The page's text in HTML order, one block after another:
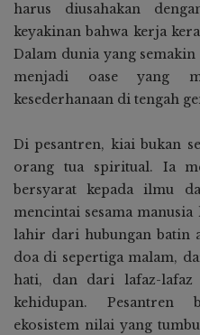
harus diusahakan
keyakinan bahwa kerja
Dalam dunia yang
menjadi oase yang
kesederhanaan di tengah
Di pesantren, kiai bukan
orang tua spiritual. Ia
bersyarat kepada ilmu
mencintai sesama
lahir dari hubungan batin
doa di sepertiga malam,
hati, dan dari lafaz-
kehidupan. Pesantren
ekosistem nilai yang